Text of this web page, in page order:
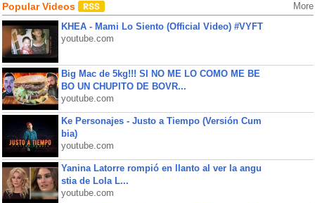
Popular Videos More
KHEA - Mami Lo Siento (Official Video) #VYFT
youtube.com
Big Mac de 5kg!!! SI NO ME LO COMO ME BE
BO UN CHUPITO DE BOVR...
youtube.com
Ke Personajes - Justo a Tiempo (Versión Cum
bia)
youtube.com
Yanina Latorre rompió en llanto al ver la angu
stia de Lola L...
youtube.com